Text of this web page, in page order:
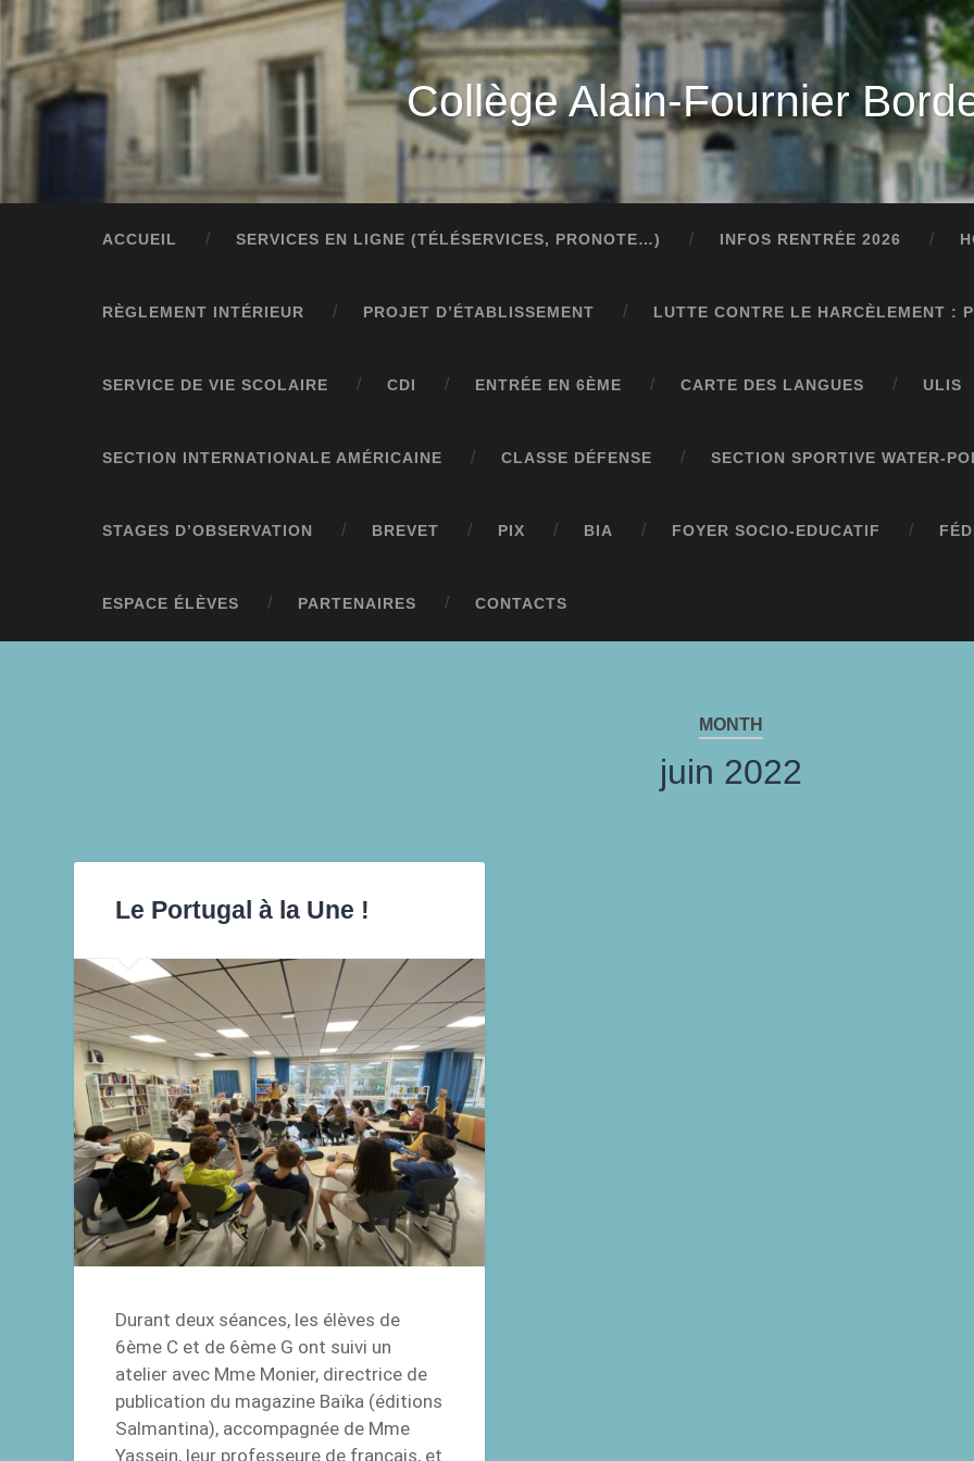
Collège Alain-Fournier
ACCUEIL SERVICES EN LIGNE (TÉLÉSERVICES, PRONOTE…) INFOS RENTRÉE 2026
RÈGLEMENT INTÉRIEUR PROJET D’ÉTABLISSEMENT LUTTE CONTRE LE HARCÈLEMENT :
SERVICE DE VIE SCOLAIRE CDI ENTRÉE EN 6ÈME CARTE DES LANGUES ULIS
SECTION INTERNATIONALE AMÉRICAINE CLASSE DÉFENSE SECTION SPORTIVE WATER-
STAGES D’OBSERVATION BREVET PIX BIA FOYER SOCIO-EDUCATIF
ESPACE ÉLÈVES PARTENAIRES CONTACTS
MONTH
juin 2022
Le Portugal à la Une !
Durant deux séances, les élèves de
6ème C et de 6ème G ont suivi un
atelier avec Mme Monier, directrice de
publication du magazine Baïka (éditions
Salmantina), accompagnée de Mme
Yassein, leur professeure de français, et